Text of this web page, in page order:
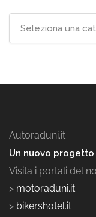
Seleziona una
Autoraduni.it
Un nuovo progetto
Visita i portali del
> motoraduni.it
> bikershotel.it